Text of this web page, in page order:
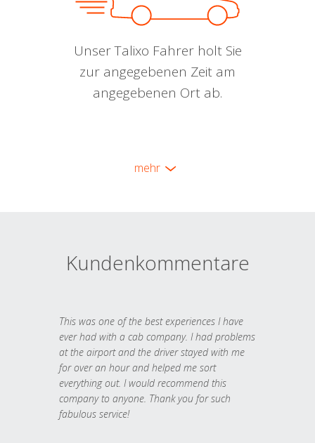
Unser Talixo Fahrer holt Sie
zur angegebenen Zeit am
angegebenen Ort ab.
mehr
Kundenkommentare
This was one of the best experiences I have
ever had with a cab company. I had problems
at the airport and the driver stayed with me
for over an hour and helped me sort
everything out. I would recommend this
company to anyone. Thank you for such
fabulous service!